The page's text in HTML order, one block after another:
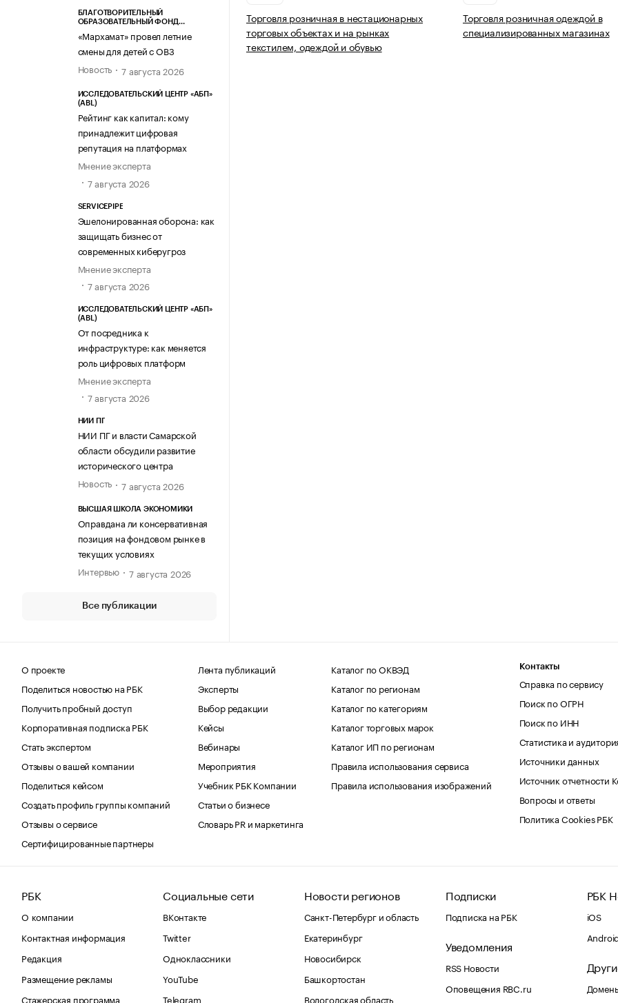
БЛАГОТВОРИТЕЛЬНЫЙ
ОБРАЗОВАТЕЛЬНЫЙ ФОНД
«Мархамат» провел летние
смены для детей с ОВЗ
Новость
7 августа 2026
ИССЛЕДОВАТЕЛЬСКИЙ ЦЕНТР «АБП»
(ABL)
Рейтинг как капитал: кому
принадлежит цифровая
репутация на платформах
Мнение эксперта
7 августа 2026
SERVICEPIPE
Эшелонированная оборона: как
защищать бизнес от
современных киберугроз
Мнение эксперта
7 августа 2026
ИССЛЕДОВАТЕЛЬСКИЙ ЦЕНТР «АБП»
(ABL)
От посредника к
инфраструктуре: как меняется
роль цифровых платформ
Мнение эксперта
7 августа 2026
НИИ ПГ
НИИ ПГ и власти Самарской
области обсудили развитие
исторического центра
Новость
7 августа 2026
ВЫСШАЯ ШКОЛА ЭКОНОМИКИ
Оправдана ли консервативная
позиция на фондовом рынке в
текущих условиях
Интервью
7 августа 2026
Все публикации
Торговля розничная в нестационарных
торговых объектах и на рынках
текстилем, одеждой и обувью
Торговля розничная одеждой в
специализированных магазинах
О проекте
Поделиться новостью на РБК
Получить пробный доступ
Корпоративная подписка РБК
Стать экспертом
Отзывы о вашей компании
Поделиться кейсом
Создать профиль группы компаний
Отзывы о сервисе
Сертифицированные партнеры
Лента публикаций
Эксперты
Выбор редакции
Кейсы
Вебинары
Мероприятия
Учебник РБК Компании
Статьи о бизнесе
Словарь PR и маркетинга
Каталог по ОКВЭД
Каталог по регионам
Каталог по категориям
Каталог торговых марок
Каталог ИП по регионам
Правила использования сервиса
Правила использования изображений
Контакты
Справка по сервису
Поиск по ОГРН
Поиск по ИНН
Статистика и
Источники данных
Источник отчетности
Вопросы и ответы
Политика Cookies РБК
РБК
О компании
Контактная информация
Редакция
Размещение рекламы
Стажерская программа
Социальные сети
ВКонтакте
Twitter
Одноклассники
YouTube
Telegram
Новости регионов
Санкт-Петербург и область
Екатеринбург
Новосибирск
Башкортостан
Вологодская область
Подписки
Подписка на РБК
Уведомления
RSS Новости
Оповещения RBC.ru
РБК
iOS